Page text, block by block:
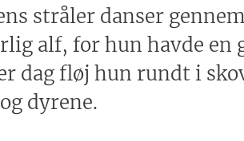
stråler danser
alf, for hun havde en
dag fløj hun rundt i
dyrene.